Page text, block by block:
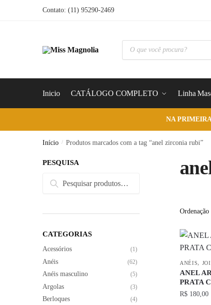
Contato: (11) 95290-2469
Pesquisar
produtos
Inicio CATÁLOGO COMPLETO Linha
NA
Início / Produtos marcados com a tag “anel zirconia rubi”
ANÉIS,
ANEL
PRATA
R$180,00
PESQUISA
Pesquisar
Pesquisar
CATEGORIAS
Acessórios (1)
Anéis (62)
Anéis masculino (5)
Argolas (3)
Berloques (4)